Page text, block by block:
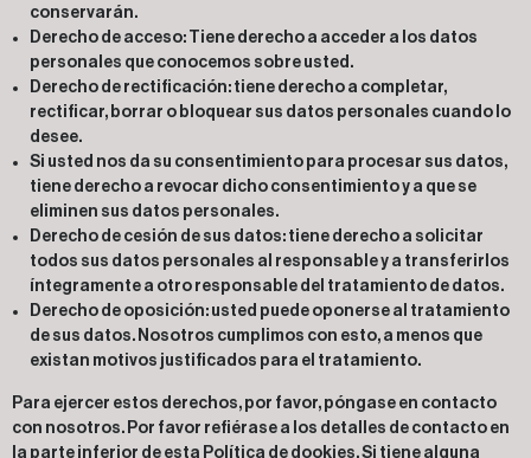
conservarán.
Derecho de acceso: Tiene derecho a acceder a los datos
personales que conocemos sobre usted.
Derecho de rectificación: tiene derecho a completar,
rectificar, borrar o bloquear sus datos personales cuando lo
desee.
Si usted nos da su consentimiento para procesar sus datos,
tiene derecho a revocar dicho consentimiento y a que se
eliminen sus datos personales.
Derecho de cesión de sus datos: tiene derecho a solicitar
todos sus datos personales al responsable y a transferirlos
íntegramente a otro responsable del tratamiento de datos.
Derecho de oposición: usted puede oponerse al tratamiento
de sus datos. Nosotros cumplimos con esto, a menos que
existan motivos justificados para el tratamiento.
Para ejercer estos derechos, por favor, póngase en contacto
con nosotros. Por favor refiérase a los detalles de contacto en
la parte inferior de esta Política de dookies. Si tiene alguna